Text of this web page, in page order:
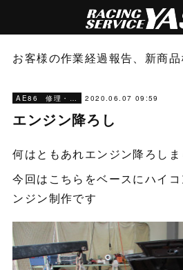
お客様の作業経過報告、新商
AE86 修理・メンテナンス 2020.06.07 09:59
エンジン降ろし
何はともあれエンジン降ろしま
今回はこちらをベースにハイ
ンジン制作です